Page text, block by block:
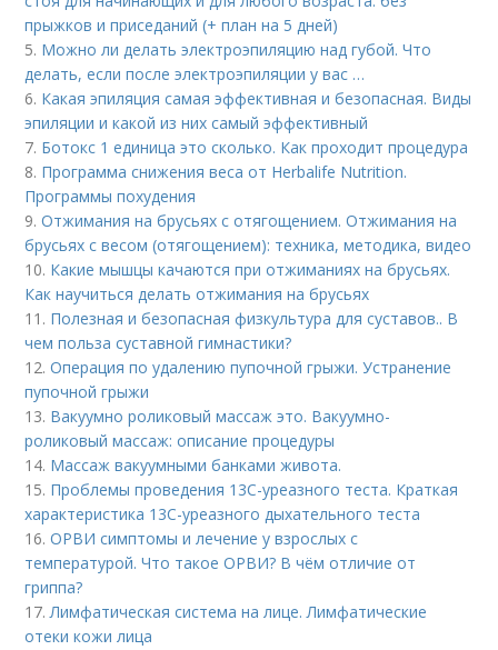
прыжков и приседаний (+ план на 5 дней)
5. Можно ли делать электроэпиляцию над губой. Что
делать, если после электроэпиляции у вас …
6. Какая эпиляция самая эффективная и безопасная. Виды
эпиляции и какой из них самый эффективный
7. Ботокс 1 единица это сколько. Как проходит процедура
8. Программа снижения веса от Herbalife Nutrition.
Программы похудения
9.Отжимания на брусьях с отягощением. Отжимания на
брусьях с весом (отягощением): техника, методика, видео
10. Какие мышцы качаются при отжиманиях на брусьях.
Как научиться делать отжимания на брусьях
11. Полезная и безопасная физкультура для суставов.. В
чем польза суставной гимнастики?
12.Операция по удалению пупочной грыжи. Устранение
пупочной грыжи
13. Вакуумно роликовый массаж это. Вакуумно-
роликовый массаж: описание процедуры
14. Массаж вакуумными банками живота.
15. Проблемы проведения 13С-уреазного теста. Краткая
характеристика 13С-уреазного дыхательного теста
16.ОРВИ симптомы и лечение у взрослых с
температурой. Что такое ОРВИ? В чём отличие от
гриппа?
17.Лимфатическая система на лице. Лимфатические
отеки кожи лица